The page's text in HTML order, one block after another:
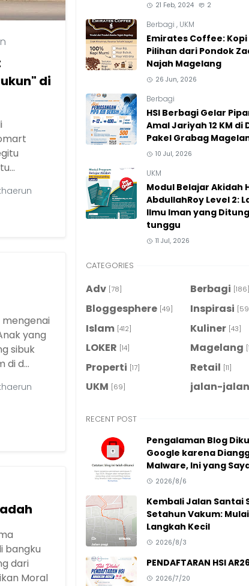
di
mengenai
yang
sibuk
di d...
bangku
dari
Moral
21 Feb, 2024 2
Berbagi , UKM
Emirates Coffee:
Pilihan dari Pondok
Najah Magelang
26 Jun, 2026
Berbagi
HSI Berbagi Gelar
Amal Jariyah 12 KM di
Pakel Grabag
10 Jul, 2026
UKM
Modul Belajar Akidah
AbdullahRoy Level 2:
Ilmu Iman yang
tunggu
11 Jul, 2026
CATEGORIES
Adv [78] Berbagi [186]
Bloggesphere [49] Inspirasi
Islam [412] Kuliner [43]
LOKER [14] Magelang
Properti [17] Retail [11]
UKM [69] jalan-jalan
RECENT POST
Pengalaman Blog
Google karena
Malware, Ini yang
2026/8/6
Kembali Jalan Santai
Setahun Vakum:
Langkah Kecil
2026/8/3
PENDAFTARAN HSI
2026/7/20